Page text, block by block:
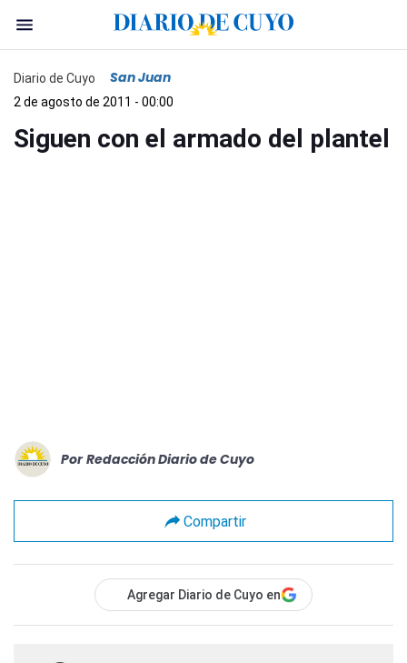
Diario de Cuyo San Juan
2 de agosto de 2011 - 00:00
Siguen con el armado del plantel
Por Redacción Diario de Cuyo
Compartir
Agregar Diario de Cuyo en